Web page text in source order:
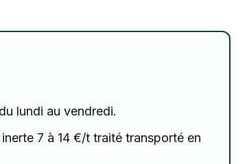
lundi au vendredi.
7 à 14 €/t traité transporté en